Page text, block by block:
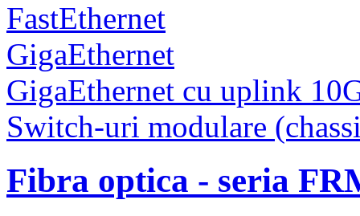
FastEthernet
GigaEthernet
GigaEthernet cu uplink
Switch-uri modulare
Fibra optica - seria